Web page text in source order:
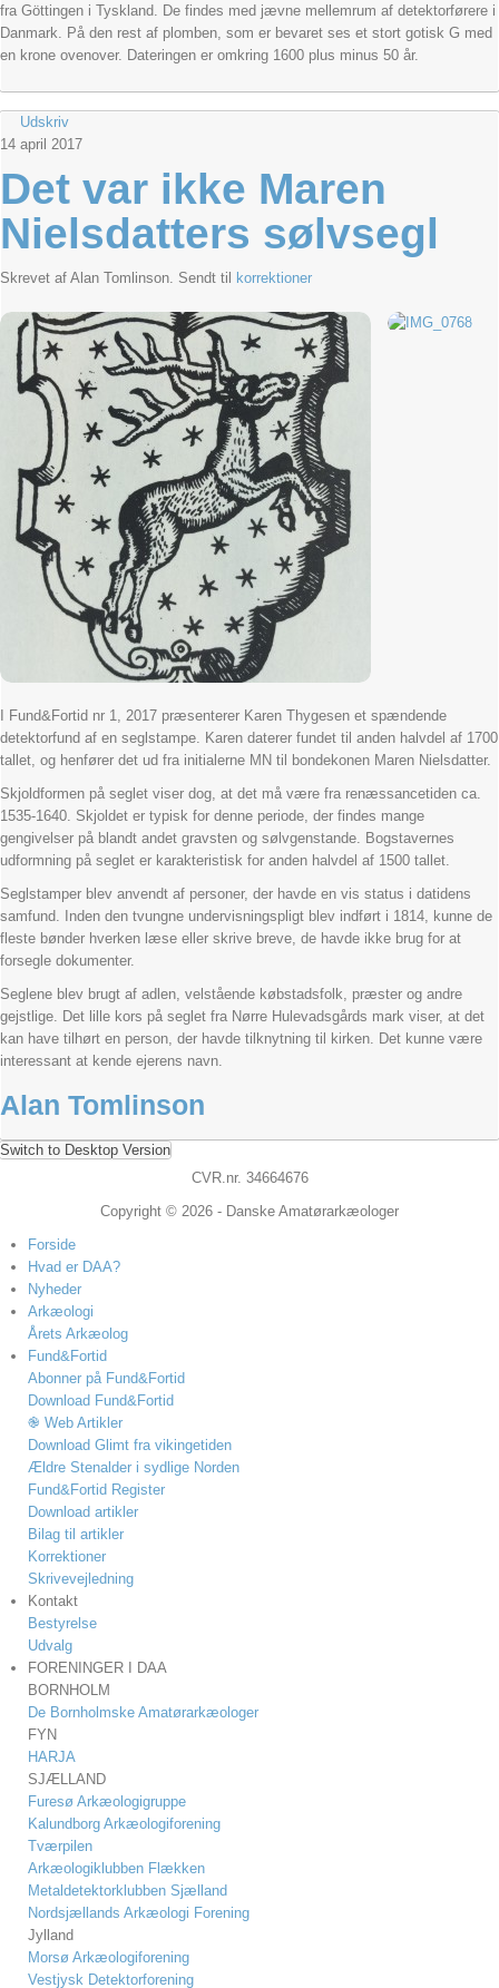
fra Göttingen i Tyskland. De findes med jævne mellemrum af detektorførere i
Danmark. På den rest af plomben, som er bevaret ses et stort gotisk G med
en krone ovenover. Dateringen er omkring 1600 plus minus 50 år.
Udskriv
14 april 2017
Det var ikke Maren
Nielsdatters sølvsegl
Skrevet af Alan Tomlinson. Sendt til korrektioner
I Fund&Fortid nr 1, 2017 præsenterer Karen Thygesen et spændende
detektorfund af en seglstampe. Karen daterer fundet til anden halvdel af 1700
tallet, og henfører det ud fra initialerne MN til bondekonen Maren Nielsdatter.
Skjoldformen på seglet viser dog, at det må være fra renæssancetiden ca.
1535-1640. Skjoldet er typisk for denne periode, der findes mange
gengivelser på blandt andet gravsten og sølvgenstande. Bogstavernes
udformning på seglet er karakteristisk for anden halvdel af 1500 tallet.
Seglstamper blev anvendt af personer, der havde en vis status i datidens
samfund. Inden den tvungne undervisningspligt blev indført i 1814, kunne de
fleste bønder hverken læse eller skrive breve, de havde ikke brug for at
forsegle dokumenter.
Seglene blev brugt af adlen, velstående købstadsfolk, præster og andre
gejstlige. Det lille kors på seglet fra Nørre Hulevadsgårds mark viser, at det
kan have tilhørt en person, der havde tilknytning til kirken. Det kunne være
interessant at kende ejerens navn.
Alan Tomlinson
Switch to Desktop Version
CVR.nr. 34664676
Copyright © 2026 - Danske Amatørarkæologer
Forside
Hvad er DAA?
Nyheder
Arkæologi
Årets Arkæolog
Fund&Fortid
Abonner på Fund&Fortid
Download Fund&Fortid
֎ Web Artikler
Download Glimt fra vikingetiden
Ældre Stenalder i sydlige Norden
Fund&Fortid Register
Download artikler
Bilag til artikler
Korrektioner
Skrivevejledning
Kontakt
Bestyrelse
Udvalg
FORENINGER I DAA
BORNHOLM
De Bornholmske Amatørarkæologer
FYN
HARJA
SJÆLLAND
Furesø Arkæologigruppe
Kalundborg Arkæologiforening
Tværpilen
Arkæologiklubben Flækken
Metaldetektorklubben Sjælland
Nordsjællands Arkæologi Forening
Jylland
Morsø Arkæologiforening
Vestjysk Detektorforening